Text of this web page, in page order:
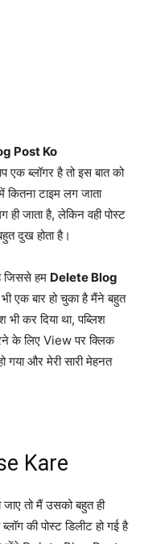
Post Ko
एक ब्लॉगर है तो इस बात को
टाइम लग जाता
जाता है, लेकिन वही पोस्ट
दुख होता है।
जिससे हम Delete Blog
एक बार हो चुका है मैंने बहुत
कर दिया था, पब्लिश
के लिए View पर क्लिक
और मेरी सारी मेहनत
Kare
तो मैं उसको बहुत ही
की पोस्ट डिलीट हो गई है